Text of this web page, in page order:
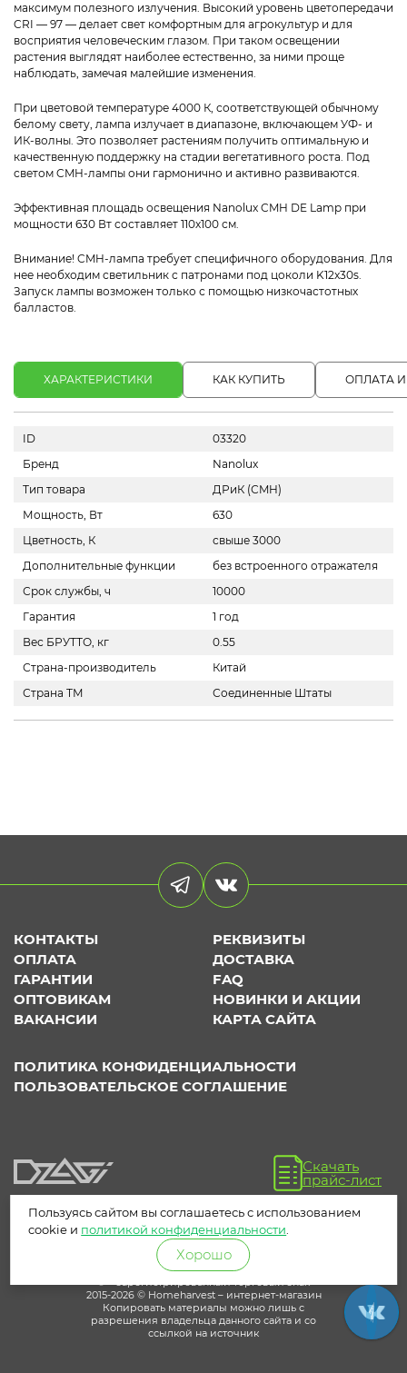
максимум полезного излучения. Высокий уровень цветопередачи
CRI — 97 — делает свет комфортным для агрокультур и для
восприятия человеческим глазом. При таком освещении
растения выглядят наиболее естественно, за ними проще
наблюдать, замечая малейшие изменения.
При цветовой температуре 4000 К, соответствующей обычному
белому свету, лампа излучает в диапазоне, включающем УФ- и
ИК-волны. Это позволяет растениям получить оптимальную и
качественную поддержку на стадии вегетативного роста. Под
светом CMH-лампы они гармонично и активно развиваются.
Эффективная площадь освещения Nanolux CMH DE Lamp при
мощности 630 Вт составляет 110х100 см.
Внимание! CMH-лампа требует специфичного оборудования. Для
нее необходим светильник с патронами под цоколи K12x30s.
Запуск лампы возможен только с помощью низкочастотных
балластов.
ХАРАКТЕРИСТИКИ КАК КУПИТЬ ОПЛАТА
ID
03320
Бренд
Nanolux
Тип товара
ДРиК (СMH)
Мощность, Вт
630
Цветность, К
свыше 3000
Дополнительные функции
без встроенного отражателя
Срок службы, ч
10000
Гарантия
1 год
Вес БРУТТО, кг
0.55
Страна-производитель
Китай
Страна ТМ
Соединенные Штаты
КОНТАКТЫ
РЕКВИЗИТЫ
ОПЛАТА
ДОСТАВКА
ГАРАНТИИ
FAQ
ОПТОВИКАМ
НОВИНКИ И АКЦИИ
ВАКАНСИИ
КАРТА САЙТА
ПОЛИТИКА КОНФИДЕНЦИАЛЬНОСТИ
ПОЛЬЗОВАТЕЛЬСКОЕ СОГЛАШЕНИЕ
Скачать
прайс-лист
® – зарегистрированный торговый знак
2015-2026 © Homeharvest – интернет-магазин
Копировать материалы можно лишь с
разрешения владельца данного сайта и со
ссылкой на источник
Пользуясь сайтом вы соглашаетесь с использованием
cookie и политикой конфиденциальности
Хорошо